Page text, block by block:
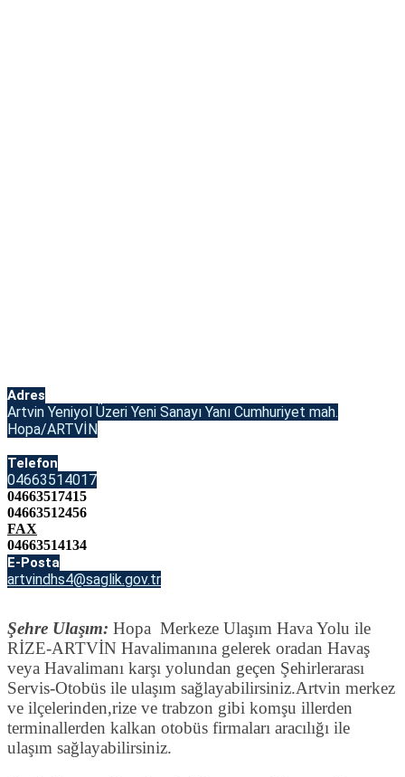
Adres
Artvin Yeniyol Üzeri Yeni Sanayı Yanı Cumhuriyet mah.
Hopa/ARTVİN
Telefon
04663514017
04663517415
04663512456
FAX
04663514134
E-Posta
artvindhs4@saglik.gov.tr
Şehre Ulaşım: Hopa Merkeze Ulaşım Hava Yolu ile
RİZE-ARTVİN Havalimanına gelerek oradan Havaş
veya Havalimanı karşı yolundan geçen Şehirlerarası
Servis-Otobüs ile ulaşım sağlayabilirsiniz.Artvin merkez
ve ilçelerinden,rize ve trabzon gibi komşu illerden
terminallerden kalkan otobüs firmaları aracılığı ile
ulaşım sağlayabilirsiniz.